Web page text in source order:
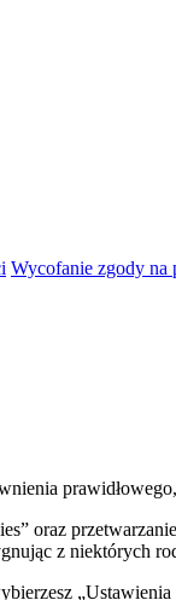
Wycofanie zgody na
oraz
z niektórych